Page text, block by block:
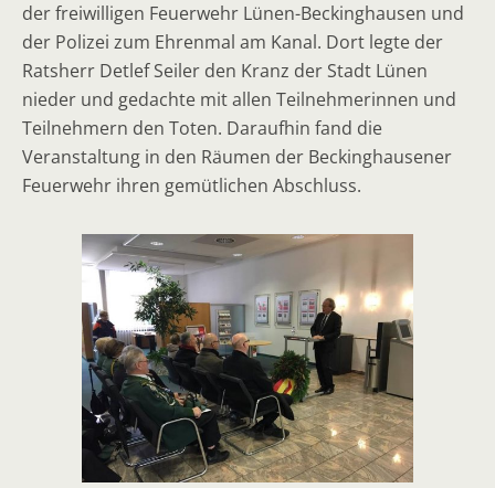
der freiwilligen Feuerwehr Lünen-Beckinghausen und
der Polizei zum Ehrenmal am Kanal. Dort legte der
Ratsherr Detlef Seiler den Kranz der Stadt Lünen
nieder und gedachte mit allen Teilnehmerinnen und
Teilnehmern den Toten. Daraufhin fand die
Veranstaltung in den Räumen der Beckinghausener
Feuerwehr ihren gemütlichen Abschluss.